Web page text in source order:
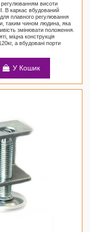
висоти
В каркас вбудований
плавного регулювання
таким чином людина, яка
змінювати положення.
міцна конструкція
а вбудовані порти
У Кошик